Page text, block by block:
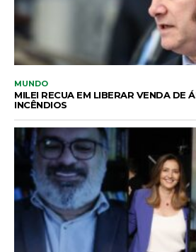
MUNDO
MILEI RECUA EM LIBERAR VENDA DE
INCÊNDIOS